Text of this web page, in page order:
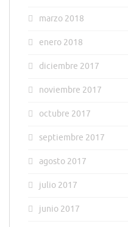
marzo 2018
enero 2018
diciembre 2017
noviembre 2017
octubre 2017
septiembre 2017
agosto 2017
julio 2017
junio 2017